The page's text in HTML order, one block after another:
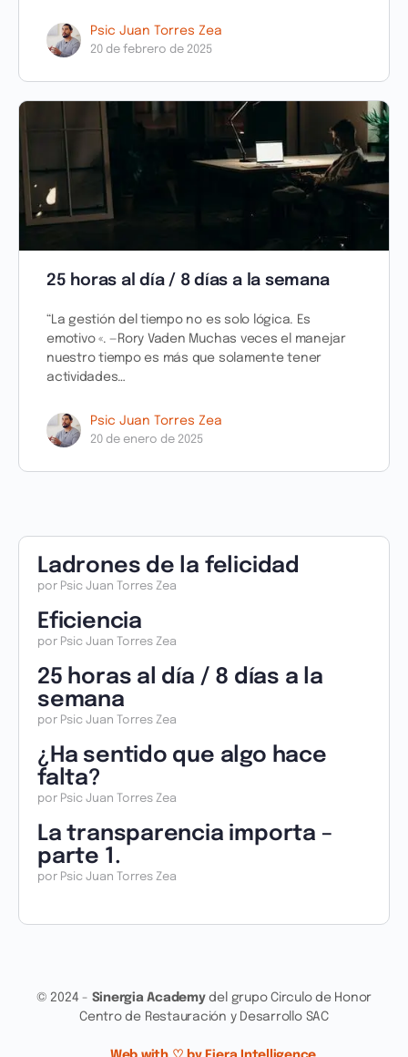
Psic Juan Torres Zea
20 de febrero de 2025
25 horas al día / 8 días a la semana
“La gestión del tiempo no es solo lógica. Es
emotivo «. —Rory Vaden Muchas veces el manejar
nuestro tiempo es más que solamente tener
actividades…
Psic Juan Torres Zea
20 de enero de 2025
Ladrones de la felicidad
por Psic Juan Torres Zea
Eficiencia
por Psic Juan Torres Zea
25 horas al día / 8 días a la
semana
por Psic Juan Torres Zea
¿Ha sentido que algo hace
falta?
por Psic Juan Torres Zea
La transparencia importa –
parte 1.
por Psic Juan Torres Zea
© 2024 - Sinergia Academydel grupo Circulo de Honor
Centro de Restauración y Desarrollo SAC